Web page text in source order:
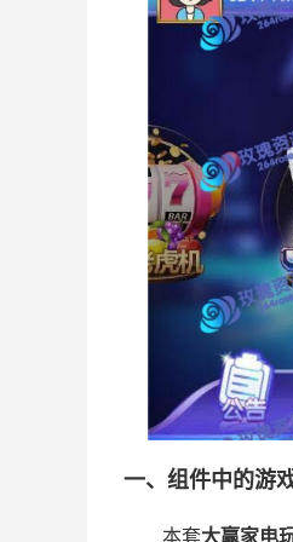
一、组件中的游
本套大赢家电